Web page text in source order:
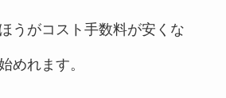
うがコスト手数料が安くな
めれます。